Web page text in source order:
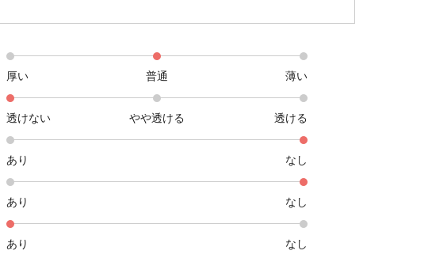
厚い 普通 薄い
透けない やや透ける 透ける
あり なし
あり なし
あり なし